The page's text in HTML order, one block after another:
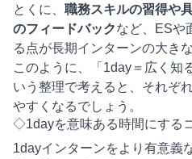
とくに、 職務スキルの習得や
のフィードバックなど、ESや
る点が長期インターンの大き
このように、「1day＝広く知
いう整理で考えると、それぞ
やすくなるでしょう。
◇1dayを意味ある時間にする
1dayインターンをより有意義